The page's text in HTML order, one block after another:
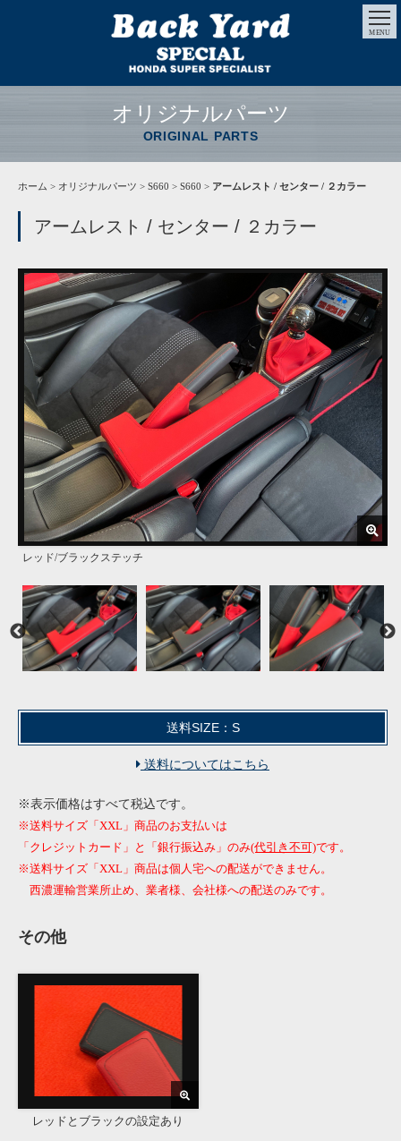
MENU
オリジナルパーツ
ORIGINAL PARTS
ホーム > オリジナルパーツ > S660 > S660 > アームレスト / センター / ２カラー
アームレスト / センター / ２カラー
レッド/ブラックステッチ
ブラック/レッドステッチ
レッドとブラックの2カラーからお選び頂けます
装着画像
装着画像
取付けは両面テープでの貼付けるだけです
赤の色味は鮮やかな赤(真っ赤)ではなく
送料SIZE：S
送料についてはこちら
※表示価格はすべて税込です。
※送料サイズ「XXL」商品のお支払いは
「クレジットカード」と「銀行振込み」のみ(代引き不可)です。
※送料サイズ「XXL」商品は個人宅への配送ができません。
西濃運輸営業所止め、業者様、会社様への配送のみです。
その他
レッドとブラックの設定あり